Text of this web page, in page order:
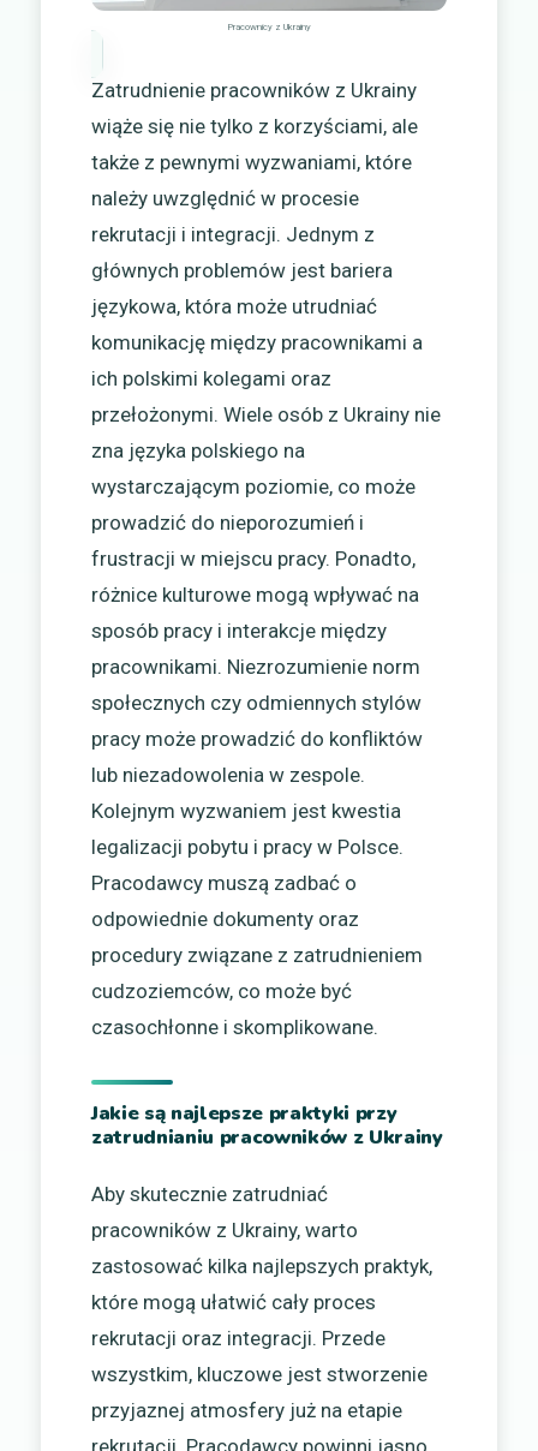
Pracownicy z Ukrainy
Zatrudnienie pracowników z Ukrainy
wiąże się nie tylko z korzyściami, ale
także z pewnymi wyzwaniami, które
należy uwzględnić w procesie
rekrutacji i integracji. Jednym z
głównych problemów jest bariera
językowa, która może utrudniać
komunikację między pracownikami a
ich polskimi kolegami oraz
przełożonymi. Wiele osób z Ukrainy nie
zna języka polskiego na
wystarczającym poziomie, co może
prowadzić do nieporozumień i
frustracji w miejscu pracy. Ponadto,
różnice kulturowe mogą wpływać na
sposób pracy i interakcje między
pracownikami. Niezrozumienie norm
społecznych czy odmiennych stylów
pracy może prowadzić do konfliktów
lub niezadowolenia w zespole.
Kolejnym wyzwaniem jest kwestia
legalizacji pobytu i pracy w Polsce.
Pracodawcy muszą zadbać o
odpowiednie dokumenty oraz
procedury związane z zatrudnieniem
cudzoziemców, co może być
czasochłonne i skomplikowane.
Jakie są najlepsze praktyki przy
zatrudnianiu pracowników z Ukrainy
Aby skutecznie zatrudniać
pracowników z Ukrainy, warto
zastosować kilka najlepszych praktyk,
które mogą ułatwić cały proces
rekrutacji oraz integracji. Przede
wszystkim, kluczowe jest stworzenie
przyjaznej atmosfery już na etapie